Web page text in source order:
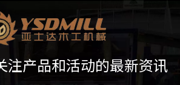
注产品和活动的最新资讯